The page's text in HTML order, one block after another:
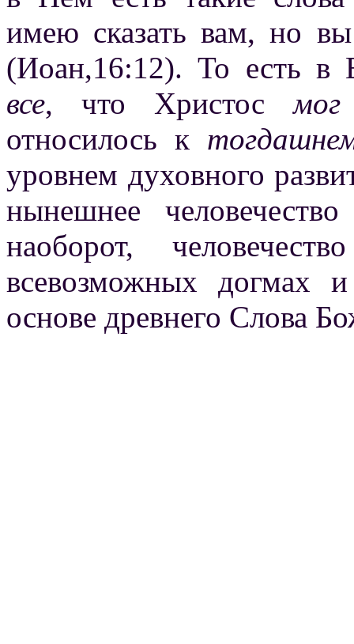
имею сказать вам, но
(Иоан,16:12). То есть в
все, что Христосмог
относилось к
уровнем духовного
нынешнее
наоборот,
всевозможных догмах
основе древнего Слова